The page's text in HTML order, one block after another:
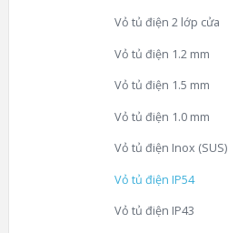
Vỏ tủ điện 2 lớp cửa
Vỏ tủ điện 1.2 mm
Vỏ tủ điện 1.5 mm
Vỏ tủ điện 1.0 mm
Vỏ tủ điện Inox (SUS)
Vỏ tủ điện IP54
Vỏ tủ điện IP43